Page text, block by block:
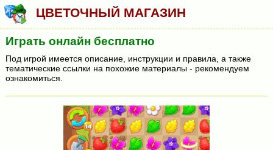
ЦВЕТОЧНЫЙ МАГАЗИН
Играть онлайн бесплатно
Под игрой имеется описание, инструкции и правила, а также
тематические ссылки на похожие материалы - рекомендуем
ознакомиться.